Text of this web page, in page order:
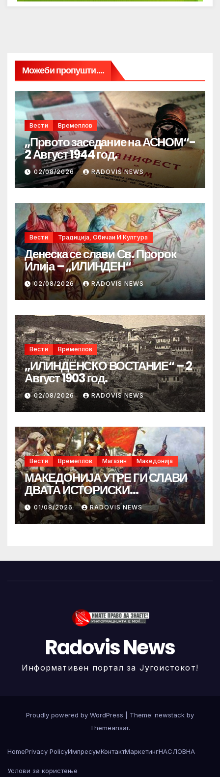
Можеби пропушти....
Вести Времеплов
„Првото заседание на АСНОМ“-
2 Август 1944 год.
02/08/2026 RADOVIS NEWS
Вести Традиција, Обичаи И Култура
Денеска се слави Св. Пророк
Илија – „ИЛИНДЕН“
02/08/2026 RADOVIS NEWS
Вести Времеплов
„ИЛИНДЕНСКО ВОСТАНИЕ“ – 2
Август 1903 год.
02/08/2026 RADOVIS NEWS
Вести Времеплов Магазин Македонија
МАКЕДОНИЈА УТРЕ ГИ СЛАВИ
ДВАТА ИСТОРИСКИ
ИЛИНДЕНА!
01/08/2026 RADOVIS NEWS
Radovis News
Информативен портал за Југоистокот!
Proudly powered by WordPress
Theme: newstack by
Themeansar.
HomePrivacy PolicyИмпресумКонтактМаркетингНАСЛОВНА
Услови за користење